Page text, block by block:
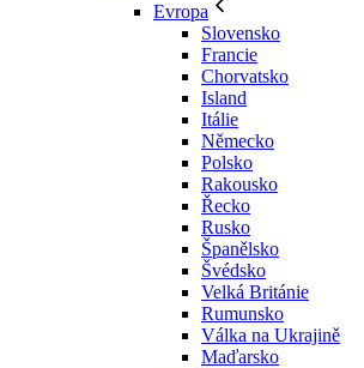
Evropa
Slovensko
Francie
Chorvatsko
Island
Itálie
Německo
Polsko
Rakousko
Řecko
Rusko
Španělsko
Švédsko
Velká Británie
Rumunsko
Válka na Ukrajině
Maďarsko